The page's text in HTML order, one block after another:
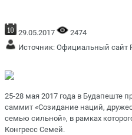
29.05.2017
2474
Источник: Официальный сайт
25-28 мая 2017 года в Будапеште
саммит «Созидание наций,
семью сильной», в рамках
Конгресс Семей.